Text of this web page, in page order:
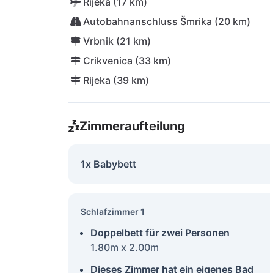
Autobahnanschluss Šmrika (20 km)
Vrbnik (21 km)
Crikvenica (33 km)
Rijeka (39 km)
Zimmeraufteilung
1x Babybett
Schlafzimmer 1
Doppelbett für zwei Personen
1.80m x 2.00m
Dieses Zimmer hat ein eigenes Bad